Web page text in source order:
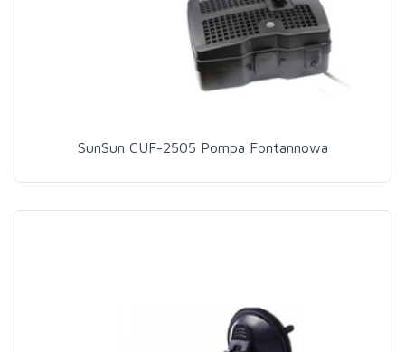
SunSun CUF-2505 Pompa Fontannowa